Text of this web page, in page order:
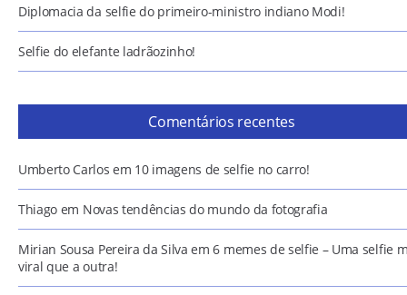
Diplomacia da selfie do primeiro-ministro indiano Modi!
Selfie do elefante ladrãozinho!
Comentários recentes
Umberto Carlos em 10 imagens de selfie no carro!
Thiago em Novas tendências do mundo da fotografia
Mirian Sousa Pereira da Silva em6 memes de selfie – Uma selfie
viral que a outra!